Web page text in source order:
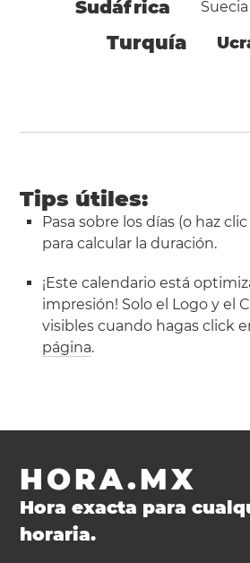
Sudáfrica Suecia
Turquía
Tips útiles:
Pasa sobre los días (o haz
para calcular la duración.
¡Este calendario está
impresión! Solo el Logo y el
visibles cuando hagas click
página.
HORA.MX
Hora exacta para
horaria.